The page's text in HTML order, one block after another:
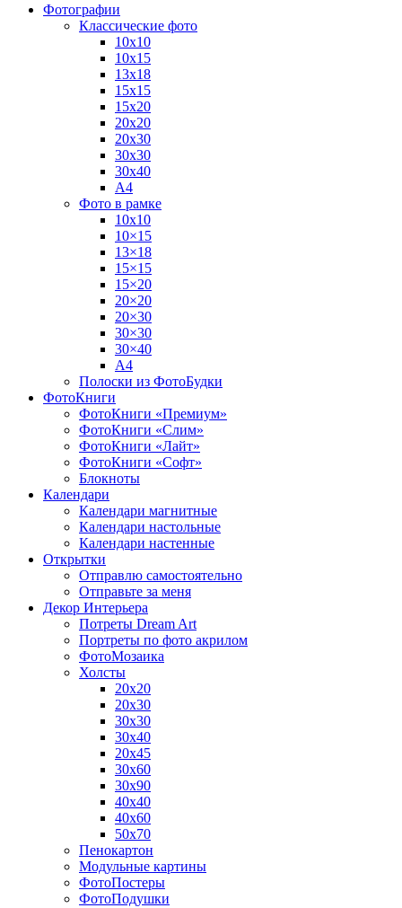
Фотографии
Классические фото
10х10
10х15
13х18
15х15
15х20
20х20
20х30
30х30
30х40
А4
Фото в рамке
10х10
10×15
13×18
15×15
15×20
20×20
20×30
30×30
30×40
A4
Полоски из ФотоБудки
ФотоКниги
ФотоКниги «Премиум»
ФотоКниги «Слим»
ФотоКниги «Лайт»
ФотоКниги «Софт»
Блокноты
Календари
Календари магнитные
Календари настольные
Календари настенные
Открытки
Отправлю самостоятельно
Отправьте за меня
Декор Интерьера
Потреты Dream Art
Портреты по фото акрилом
ФотоМозаика
Холсты
20х20
20х30
30х30
30х40
20х45
30х60
30х90
40х40
40х60
50х70
Пенокартон
Модульные картины
ФотоПостеры
ФотоПодушки